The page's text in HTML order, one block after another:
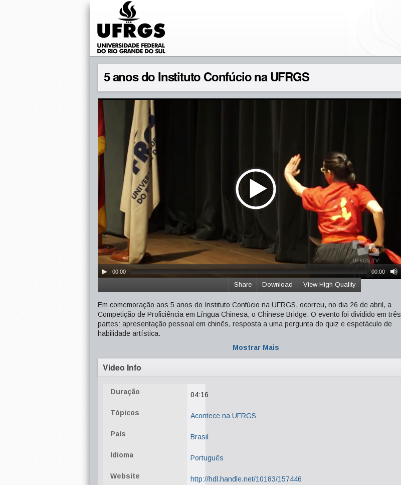
5 anos do Instituto Confúcio na UFRGS
00:00 00:00
View High Quality
Download
Share
Em comemoração aos 5 anos do Instituto Confúcio na UFRGS, ocorreu, no dia 26 de abril, a
Competição de Proficiência em Língua Chinesa, o Chinese Bridge. O evento foi dividido em três
partes: apresentação pessoal em chinês, resposta a uma pergunta do quiz e espetáculo de
habilidade artística.
Mostrar Mais
Video Info
Duração 04:16
Tópicos Acontece na UFRGS
País Brasil
Idioma Português
Website http://hdl.handle.net/10183/157446